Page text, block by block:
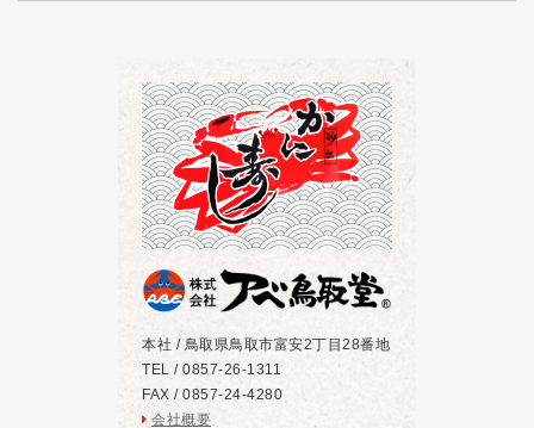
本社 / 鳥取県鳥取市富安2丁目28番地
TEL / 0857-26-1311
FAX / 0857-24-4280
会社概要